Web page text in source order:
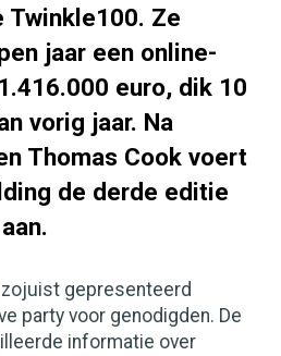
Twinkle100. Ze
jaar een online-
euro, dik 10
vorig jaar. Na
Thomas Cook voert
de derde editie
gepresenteerd
party voor genodigden. De
informatie over